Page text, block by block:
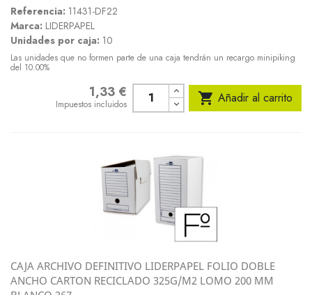
Referencia: 11431-DF22
Marca: LIDERPAPEL
Unidades por caja: 10
Las unidades que no formen parte de una caja tendrán un recargo minipiking
del 10.00%
1,33 €
Impuestos incluidos  Añadir al carrito
CAJA ARCHIVO DEFINITIVO LIDERPAPEL FOLIO DOBLE
ANCHO CARTON RECICLADO 325G/M2 LOMO 200 MM